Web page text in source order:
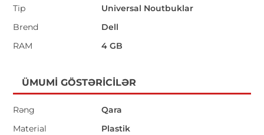
Tip
Universal Noutbuklar
Brend
Dell
RAM
4 GB
ÜMUMI GÖSTƏRICILƏR
Rəng
Qara
Material
Plastik